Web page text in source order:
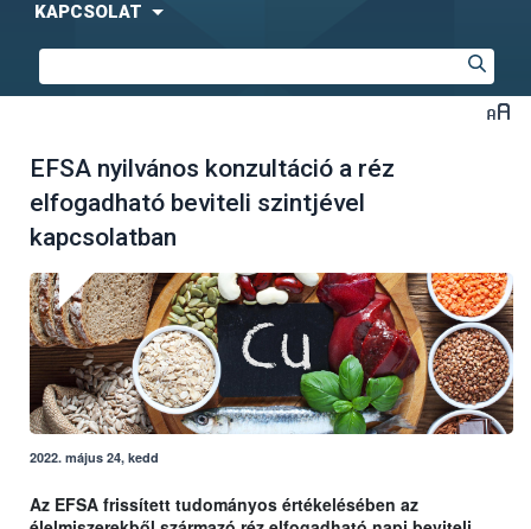
KAPCSOLAT
EFSA nyilvános konzultáció a réz
elfogadható beviteli szintjével
kapcsolatban
2022. május 24, kedd
Az EFSA frissített tudományos értékelésében az